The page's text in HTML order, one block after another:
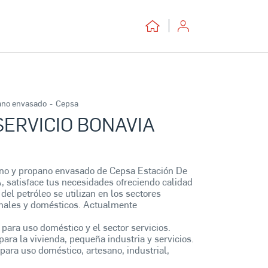
envasado - Cepsa
BONAVIA
y propano envasado de Cepsa Estación De
satisface tus necesidades ofreciendo calidad
petróleo se utilizan en los sectores
y domésticos. Actualmente
uso doméstico y el sector servicios.
la vivienda, pequeña industria y servicios.
uso doméstico, artesano, industrial,